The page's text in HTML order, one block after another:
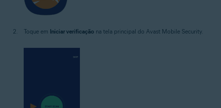
Toque em Iniciar verificação na tela principal do Avast Mobile Security.